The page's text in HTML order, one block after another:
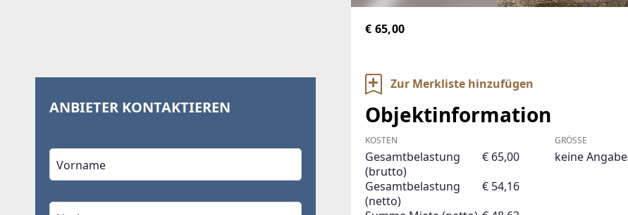
€ 65,00
Zur Merkliste hinzufügen
Objektinformation
KOSTEN
Gesamtbelastung
(brutto)
€ 65,00
Gesamtbelastung
(netto)
€ 54,16
GRÖSSE
keine Angabe
ANBIETER KONTAKTIEREN